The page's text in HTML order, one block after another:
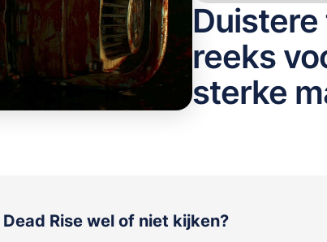
Duistere
reeks
sterke
Dead Rise wel of niet kijken?